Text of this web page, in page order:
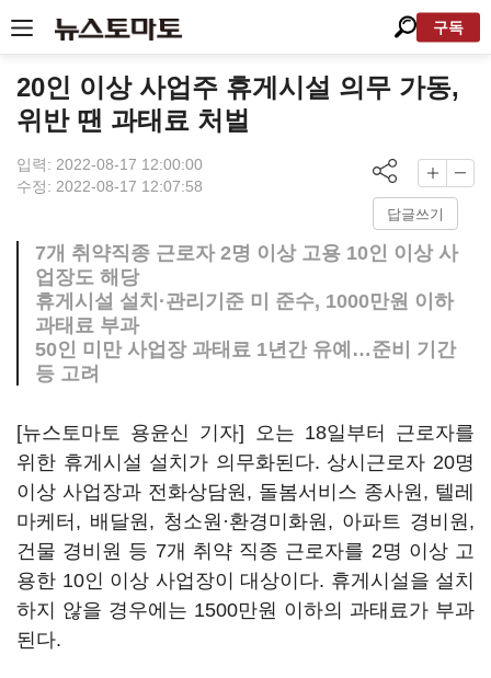
구독
20인 이상 사업주 휴게시설 의무 가동,
위반 땐 과태료 처벌
입력: 2022-08-17 12:00:00
수정: 2022-08-17 12:07:58
답글쓰기
7개 취약직종 근로자 2명 이상 고용 10인 이상 사
업장도 해당
휴게시설 설치·관리기준 미 준수, 1000만원 이하
과태료 부과
50인 미만 사업장 과태료 1년간 유예…준비 기간
등 고려
[뉴스토마토 용윤신 기자] 오는 18일부터 근로자를
위한 휴게시설 설치가 의무화된다. 상시근로자 20명
이상 사업장과 전화상담원, 돌봄서비스 종사원, 텔레
마케터, 배달원, 청소원·환경미화원, 아파트 경비원,
건물 경비원 등 7개 취약 직종 근로자를 2명 이상 고
용한 10인 이상 사업장이 대상이다. 휴게시설을 설치
하지 않을 경우에는 1500만원 이하의 과태료가 부과
된다.